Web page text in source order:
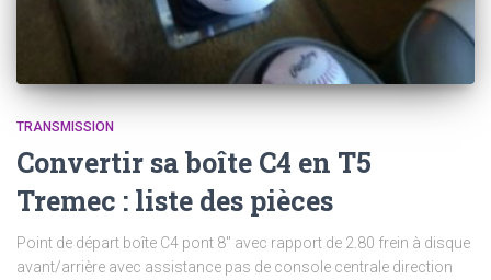
TRANSMISSION
Convertir sa boîte C4 en T5
Tremec : liste des pièces
Point de départ boîte C4 pont 8″ avec rapport de 2.80 frein à disque
avant/arrière avec assistance pas de console centrale direction